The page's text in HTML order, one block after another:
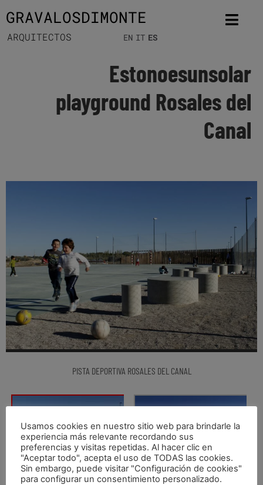
GRAVALOSDIMONTE
ARQUITECTOS EN IT ES
Estonoesunsolar
playground Rosales del
Canal
PISTA DEPORTIVA ROSALES DEL CANAL
Usamos cookies en nuestro sitio web para brindarle la
experiencia más relevante recordando sus
preferencias y visitas repetidas. Al hacer clic en
"Aceptar todo", acepta el uso de TODAS las cookies.
Sin embargo, puede visitar "Configuración de cookies"
para configurar un consentimiento personalizado.